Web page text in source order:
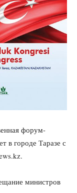
форум-
в городе Таразе с
министров